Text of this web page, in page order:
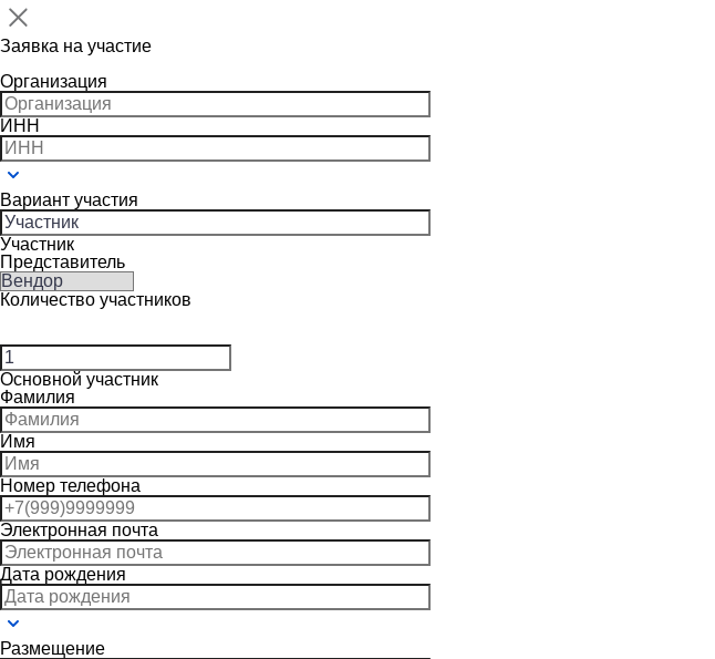
Заявка на участие
Организация
ИНН
Вариант участия
Участник
Представитель
Количество участников
Основной участник
Фамилия
Имя
Номер телефона
Электронная почта
Дата рождения
Размещение